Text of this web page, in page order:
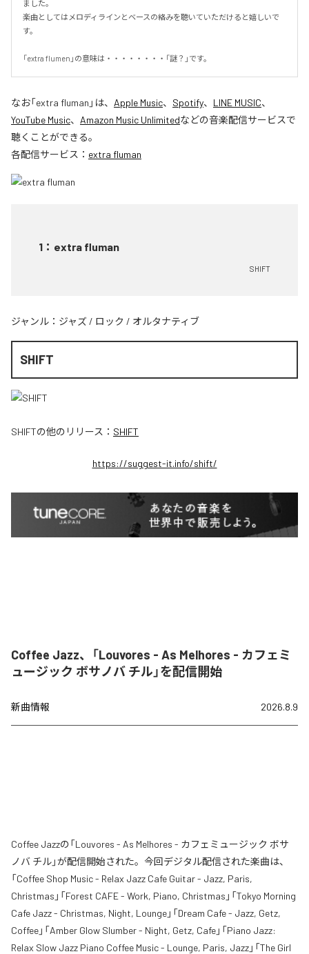
ました。
楽曲としてはメロディラインとベースの絡みを聴いていただけると嬉しいで
す。
「extra flumen」の意味は・・・・・・・・「謎？」です。
なお「extra fluman 」は、 Apple Music、 Spotify、 LINE MUSIC、
YouTube Music、 Amazon Music Unlimitedなどの音楽配信サービスで
聴くことができる。
各配信サービス： extra fluman
1 ： extra fluman
SHIFT
ジャンル： ジャズ / ロック / オルタナティブ
SHIFT
SHIFTの他のリリース： SHIFT
https://suggest-it.info/shift/
Coffee Jazz、「Louvores - As Melhores - カフェミ
ュージック ボサノバ チル」を配信開始
新曲情報 2026.8.9
Coffee Jazzの「Louvores - As Melhores - カフェミュージック ボサ
ノバ チル」が配信開始された。今回デジタル配信された楽曲は、
「Coffee Shop Music - Relax Jazz Cafe Guitar - Jazz, Paris,
Christmas」「Forest CAFE - Work, Piano, Christmas」「Tokyo Morning
Cafe Jazz - Christmas, Night, Lounge」「Dream Cafe - Jazz, Getz,
Coffee」「Amber Glow Slumber - Night, Getz, Cafe」「Piano Jazz:
Relax Slow Jazz Piano Coffee Music - Lounge, Paris, Jazz」「The Girl